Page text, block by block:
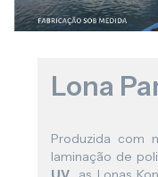
Lona
Produzida com
laminação de